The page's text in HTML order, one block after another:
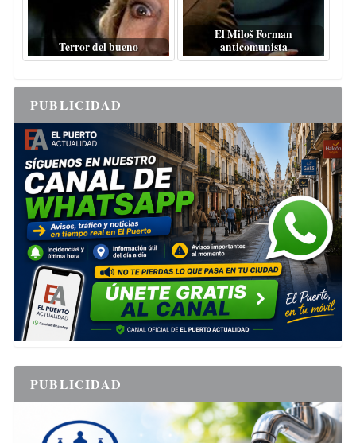
Terror del bueno
El Miloš Forman
anticomunista
PUBLICIDAD
PUBLICIDAD